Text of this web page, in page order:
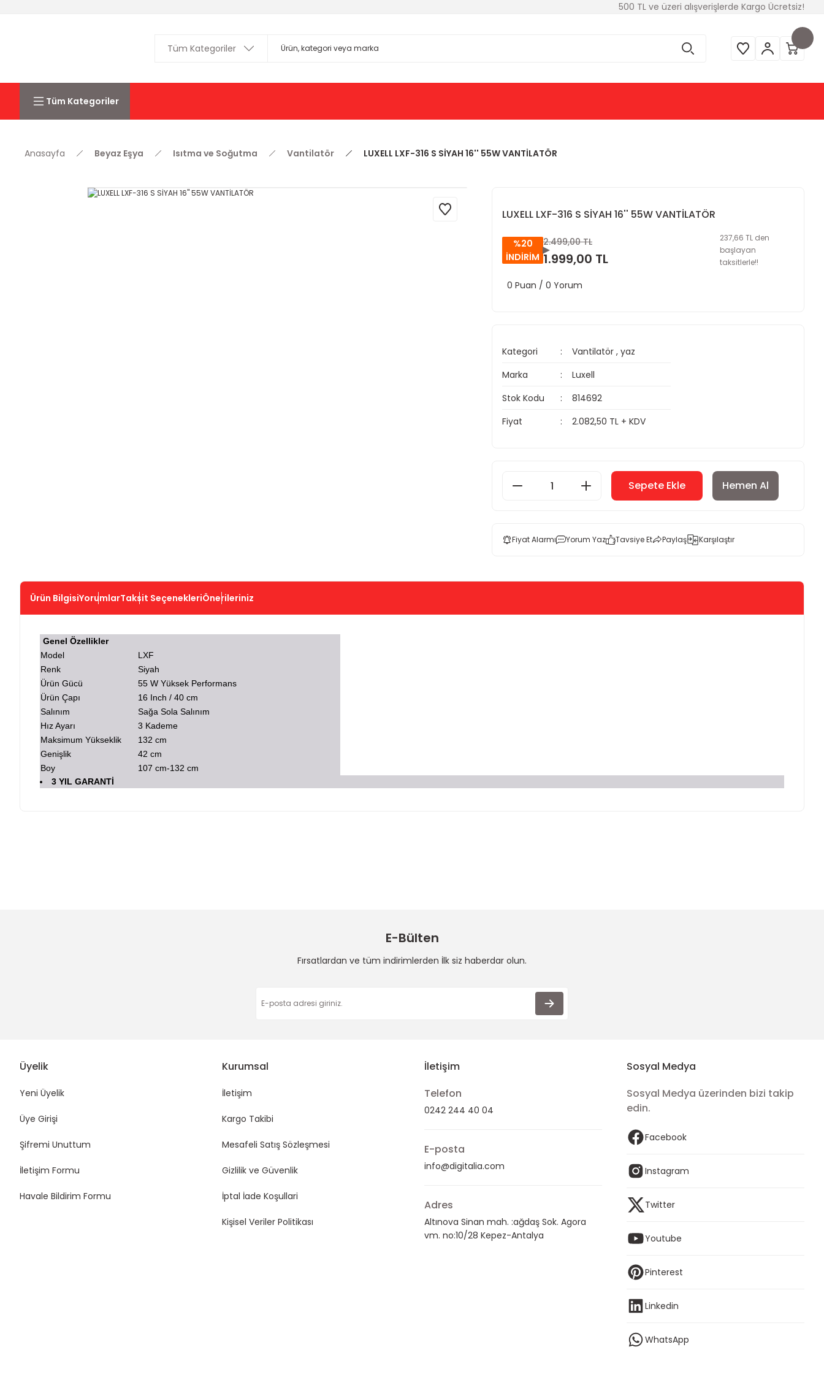
500 TL ve üzeri alışverişlerde Kargo Ücretsiz!
Tüm Kategoriler
Anasayfa Beyaz Eşya Isıtma ve Soğutma Vantilatör LUXELL LXF-316 S SİYAH 16'' 55W VANTİLATÖR
LUXELL LXF-316 S SİYAH 16'' 55W VANTİLATÖR
%20
İNDİRİM
2.499,00 TL
1.999,00 TL
237,66 TL den
başlayan
taksitlerle!!
0 Puan / 0 Yorum
Kategori Vantilatör ,yaz
Marka
Luxell
Stok Kodu
814692
Fiyat
2.082,50 TL + KDV
Sepete Ekle Hemen Al
Fiyat Alarmı Yorum Yaz Tavsiye Et Paylaş Karşılaştır
Ürün BilgisiYorumlarTaksit SeçenekleriÖnerileriniz
Genel Özellikler
Model
LXF
Renk
Siyah
Ürün Gücü
55 W Yüksek Performans
Ürün Çapı
16 Inch / 40 cm
Salınım
Sağa Sola Salınım
Hız Ayarı
3 Kademe
Maksimum Yükseklik
132 cm
Genişlik
42 cm
Boy
107 cm-132 cm
3 YIL GARANTİ
E-Bülten
Fırsatlardan ve tüm indirimlerden İlk siz haberdar olun.
Üyelik
Yeni Üyelik
Üye Girişi
Şifremi Unuttum
İletişim Formu
Havale Bildirim Formu
Kurumsal
İletişim
Kargo Takibi
Mesafeli Satış Sözleşmesi
Gizlilik ve Güvenlik
İptal İade Koşullari
Kişisel Veriler Politikası
İletişim
Telefon
0242 244 40 04
E-posta
info@digitalia.com
Adres
Altınova Sinan mah. :ağdaş Sok. Agora
vm. no:10/28 Kepez-Antalya
Sosyal Medya
Sosyal Medya üzerinden bizi takip
edin.
Facebook
Instagram
Twitter
Youtube
Pinterest
Linkedin
WhatsApp